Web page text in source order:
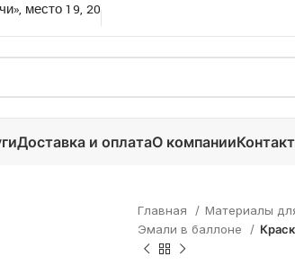
место 19, 20
Доставка и оплатаО компании
Главная Материалы
Эмали в баллоне